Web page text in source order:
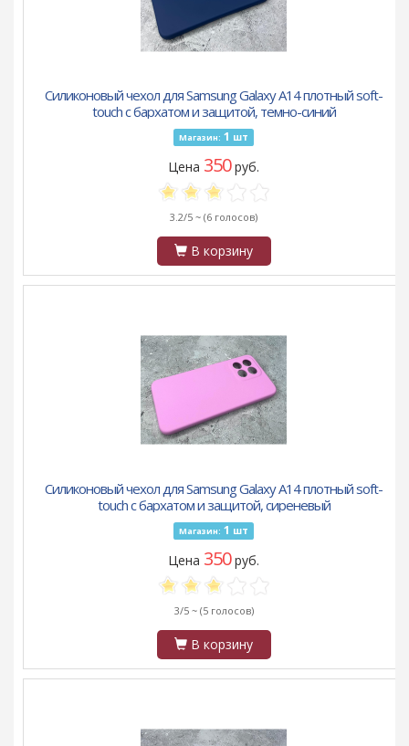
Силиконовый чехол для Samsung Galaxy A14 плотный soft-
touch с бархатом и защитой, темно-синий
Магазин: 1 шт
Цена 350руб.
3.2/5 ~ (6 голосов)
В корзину
Силиконовый чехол для Samsung Galaxy A14 плотный soft-
touch с бархатом и защитой, сиреневый
Магазин: 1 шт
Цена 350руб.
3/5 ~ (5 голосов)
В корзину